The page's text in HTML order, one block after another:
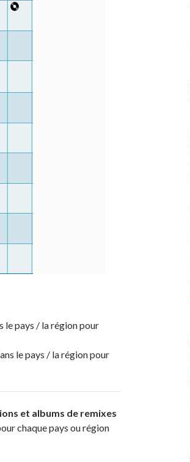
le pays / la région pour
le pays / la région pour
et albums de remixes
chaque pays ou région